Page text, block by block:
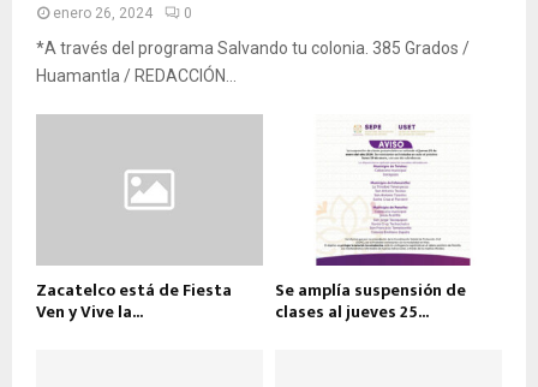
enero 26, 2024 0
*A través del programa Salvando tu colonia. 385 Grados /
Huamantla / REDACCIÓN...
Zacatelco está de Fiesta
Ven y Vive la...
Se amplía suspensión de
clases al jueves 25...